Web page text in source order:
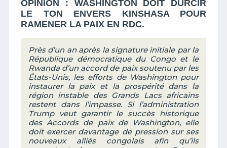
OPINION : WASHINGTON DOIT DURCIR
LE TON ENVERS KINSHASA POUR
RAMENER LA PAIX EN RDC.
Près d’un an après la signature initiale par la
République démocratique du Congo et le
Rwanda d’un accord de paix soutenu par les
États-Unis, les efforts de Washington pour
instaurer la paix et la prospérité dans la
région instable des Grands Lacs africains
restent dans l’impasse. Si l’administration
Trump veut garantir le succès historique
des Accords de paix de Washington, elle
doit exercer davantage de pression sur ses
nouveaux alliés congolais afin qu’ils